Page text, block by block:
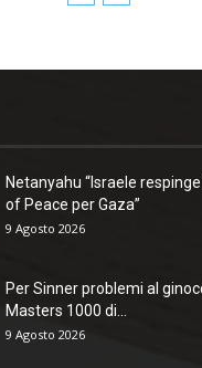
Netanyahu “Israele
of Peace per Gaza”
9 Agosto 2026
Per Sinner problemi al
Masters 1000 di...
9 Agosto 2026